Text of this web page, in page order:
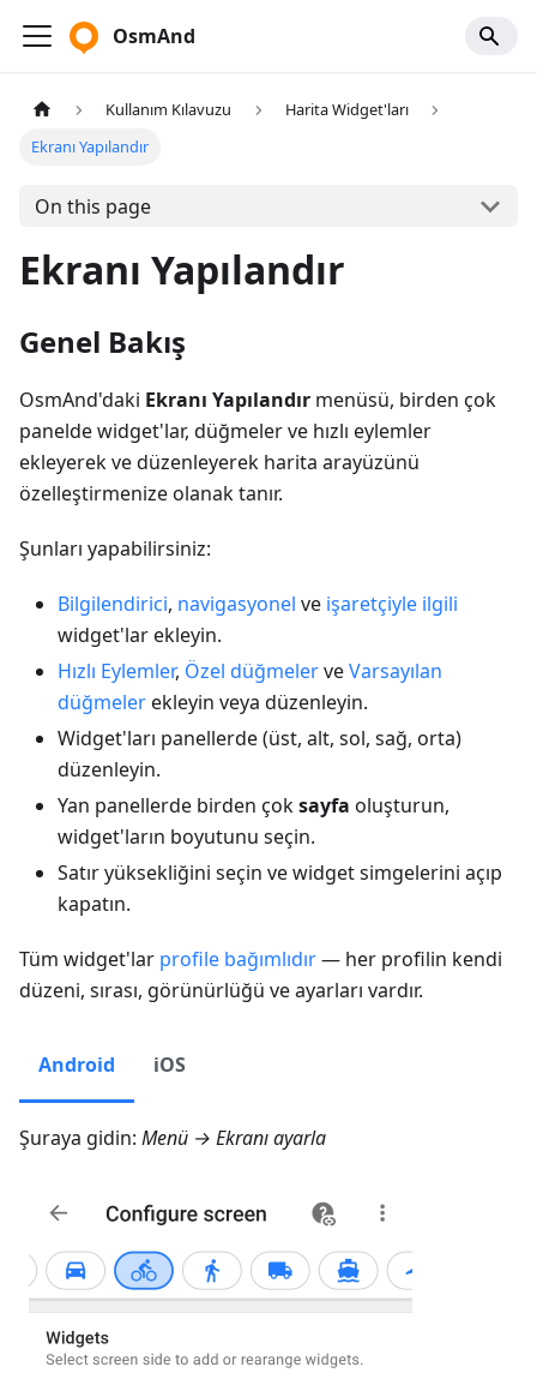
OsmAnd
Kullanım Kılavuzu
Harita Widget'ları
Ekranı Yapılandır
On this page
Ekranı Yapılandır
Genel Bakış
OsmAnd'daki Ekranı Yapılandır menüsü, birden çok
panelde widget'lar, düğmeler ve hızlı eylemler
ekleyerek ve düzenleyerek harita arayüzünü
özelleştirmenize olanak tanır.
Şunları yapabilirsiniz:
Bilgilendirici, navigasyonel ve işaretçiyle ilgili
widget'lar ekleyin.
Hızlı Eylemler, Özel düğmelerveVarsayılan
düğmelerekleyin veya düzenleyin.
Widget'ları panellerde (üst, alt, sol, sağ, orta)
düzenleyin.
Yan panellerde birden çoksayfa oluşturun,
widget'ların boyutunu seçin.
Satır yüksekliğini seçin ve widget simgelerini açıp
kapatın.
Tüm widget'lar profile bağımlıdır— her profilin kendi
düzeni, sırası, görünürlüğü ve ayarları vardır.
Android iOS
Şuraya gidin: Menü → Ekranı ayarla